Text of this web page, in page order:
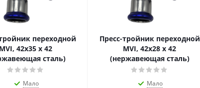
переходной
MVI, 42x35 x 42
сталь)
Мало
Пресс-тройник переходной
MVI, 42x28 x 42
(нержавеющая сталь)
Мало